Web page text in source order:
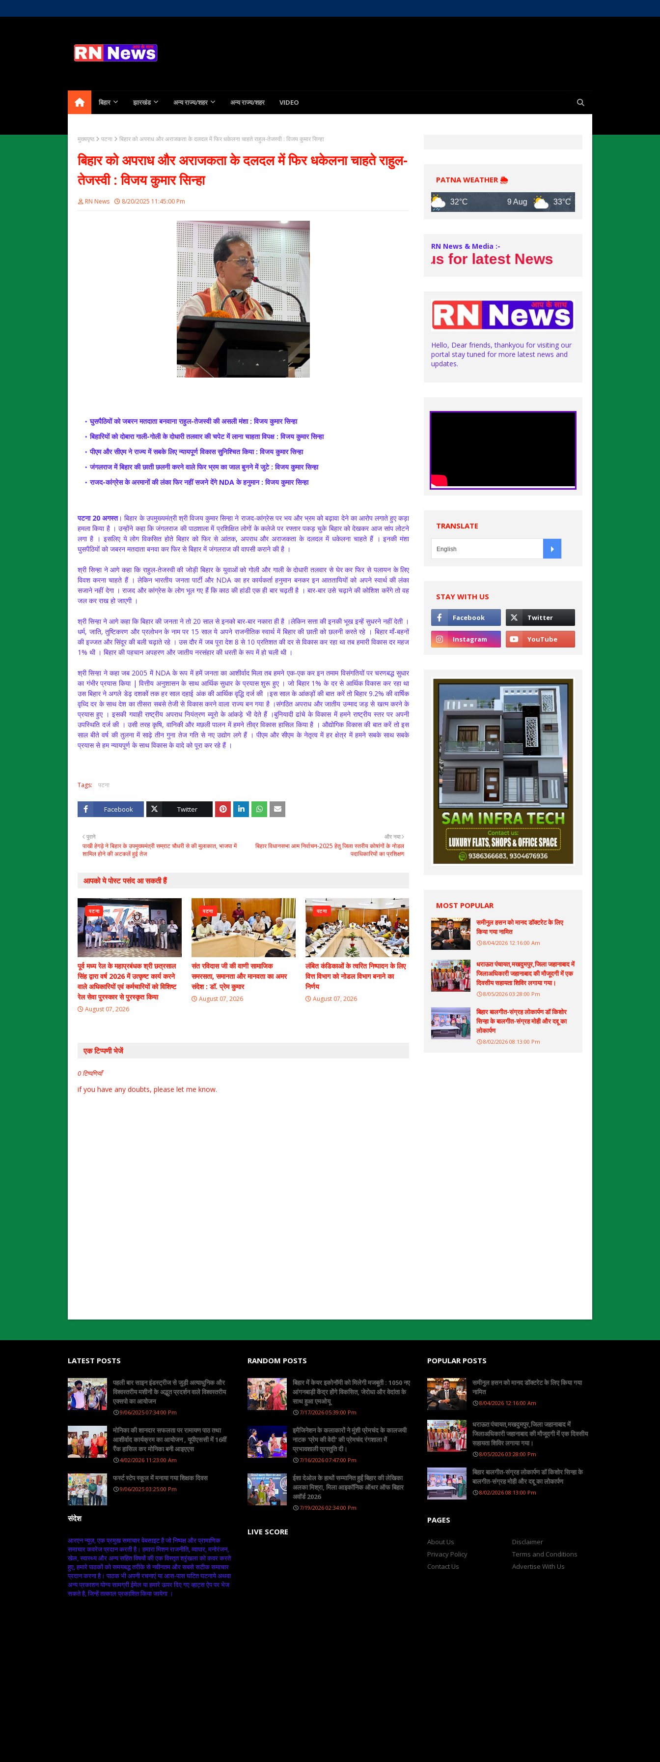
बिहार झारखंड अन्य राज्य/शहर अन्य राज्य/शहर VIDEO
मुख्यपृष्ठ पटना बिहार को अपराध और अराजकता के दलदल में फिर धकेलना चाहते राहुल-तेजस्वी : विजय कुमार सिन्हा
बिहार को अपराध और अराजकता के दलदल में फिर धकेलना चाहते राहुल-
तेजस्वी : विजय कुमार सिन्हा
RN News 8/20/2025 11:45:00 Pm
घुसपैठियों को जबरन मतदाता बनवाना राहुल-तेजस्वी की असली मंशा : विजय कुमार सिन्हा
बिहारियों को दोबारा गाली-गोली के दोधारी तलवार की चपेट में लाना चाहता विपक्ष : विजय कुमार सिन्हा
पीएम और सीएम ने राज्य में सबके लिए न्यायपूर्ण विकास सुनिश्चित किया : विजय कुमार सिन्हा
जंगलराज में बिहार की छाती छलनी करने वाले फिर भ्रम का जाल बुनने में जुटे : विजय कुमार सिन्हा
राजद-कांग्रेस के अरमानों की लंका फिर नहीं सजने देंगे NDA के हनुमान : विजय कुमार सिन्हा
पटना 20 अगस्त। बिहार के उपमुख्यमंत्री श्री विजय कुमार सिन्हा ने राजद-कांग्रेस पर भय और भ्रम को बढ़ावा देने का आरोप लगाते हुए कड़ा
हमला किया है । उन्होंने कहा कि जंगलराज की पाठशाला में प्रशिक्षित लोगों के कलेजे पर रफ्तार पकड़ चुके बिहार को देखकर आज सांप लोटने
लगा है । इसलिए ये लोग विकसित होते बिहार को फिर से आंतक, अपराध और अराजकता के दलदल में धकेलना चाहते हैं । इनकी मंशा
घुसपैठियों को जबरन मतदाता बनवा कर फिर से बिहार में जंगलराज की वापसी कराने की है ।
श्री सिन्हा ने आगे कहा कि राहुल-तेजस्वी की जोड़ी बिहार के युवाओं को गोली और गाली के दोधारी तलवार से घेर कर फिर से पलायन के लिए
विवश करना चाहते हैं । लेकिन भारतीय जनता पार्टी और NDA का हर कार्यकर्ता हनुमान बनकर इन आततायियों को अपने स्वार्थ की लंका
सजाने नहीं देगा । राजद और कांग्रेस के लोग भूल गए हैं कि काठ की हांडी एक ही बार चढ़ती है । बार-बार उसे चढ़ाने की कोशिश करेंगे तो वह
जल कर राख हो जाएगी ।
श्री सिन्हा ने आगे कहा कि बिहार की जनता ने तो 20 साल से इनको बार-बार नकारा ही है ।लेकिन सत्ता की इनकी भूख इन्हें सुधरने नहीं देती ।
धर्म, जाति, तुष्टिकरण और प्रलोभन के नाम पर 15 साल ये अपने राजनीतिक स्वार्थ में बिहार की छाती को छलनी करते रहे । बिहार माँ-बहनों
की इज्जत और सिंदूर की बली चढ़ाते रहे । उस दौर में जब पूरा देश 8 से 10 प्रतिशत की दर से विकास कर रहा था तब हमारी विकास दर महज
1% थी । बिहार की पहचान अपहरण और जातीय नरसंहार की धरती के रूप में हो चली थी ।
श्री सिन्हा ने कहा जब 2005 में NDA के रूप में हमें जनता का आशीर्वाद मिला तब हमने एक-एक कर इन तमाम विसंगतियों पर चरणबद्ध सुधार
का गंभीर प्रयास किया | वित्तीय अनुशासन के साथ आर्थिक सुधार के प्रयास शुरू हुए । जो बिहार 1% के दर से आर्थिक विकास कर रहा था
उस बिहार ने अगले डेढ़ दशकों तक हर साल दहाई अंक की आर्थिक वृद्धि दर्ज की ।इस साल के आंकड़ों की बात करें तो बिहार 9.2% की वार्षिक
वृध्दि दर के साथ देश का तीसरा सबसे तेजी से विकास करने वाला राज्य बन गया है ।संगठित अपराध और जातीय उन्माद जड़ से खत्म करने के
प्रयास हुए । इसकी गवाही राष्ट्रीय अपराध नियंत्रण ब्यूरो के आंकड़े भी देते हैं ।बुनियादी ढांचे के विकास में हमने राष्ट्रीय स्तर पर अपनी
उपस्थिति दर्ज की । उसी तरह कृषि, वानिकी और मछली पालन में हमने तीव्र विकास हासिल किया है । औद्योगिक विकास की बात करें तो इस
साल बीते वर्ष की तुलना में साढ़े तीन गुना तेज गति से नए उद्योग लगे हैं । पीएम और सीएम के नेतृत्व में हर क्षेत्र में हमने सबके साथ सबके
प्रयास से हम न्यायपूर्ण के साथ विकास के वादे को पूरा कर रहे हैं ।
Tags: पटना
Facebook Twitter
और नया
बिहार विधानसभा आम निर्वाचन-2025 हेतु जिला स्तरीय कोषांगों के नोडल
पदाधिकारियों का प्रशिक्षण
पुराने
पाखी हेगड़े ने बिहार के उपमुख्यमंत्री सम्राट चौधरी से की मुलाकात, भाजपा में
शामिल होने की अटकलें हुई तेज
आपको ये पोस्ट पसंद आ सकती हैं
पटना
पूर्व मध्य रेल के महाप्रबंधक श्री छत्रसाल
सिंह द्वारा वर्ष 2026 में उत्कृष्ट कार्य करने
वाले अधिकारियों एवं कर्मचारियों को विशिष्ट
रेल सेवा पुरस्कार से पुरस्कृत किया
August 07, 2026
पटना
संत रविदास जी की वाणी सामाजिक
समरसता, समानता और मानवता का अमर
संदेश : डॉ. प्रेम कुमार
August 07, 2026
पटना
लंबित कंडिकाओं के त्वरित निष्पादन के लिए
वित्त विभाग को नोडल विभाग बनाने का
निर्णय
August 07, 2026
एक टिप्पणी भेजें
0 टिप्पणियाँ
if you have any doubts, please let me know.
PATNA WEATHER 🌦️
32°C 33°C
RN News & Media :-
Stay with us for latest News
Hello, Dear friends, thankyou for visiting our
portal stay tuned for more latest news and
updates.
TRANSLATE
STAY WITH US
MOST POPULAR
समीनुल हसन को मानद डॉक्टरेट के लिए
किया गया नामित
8/04/2026 12:16:00 Am
धराऊत पंचायत,मखदुमपुर,जिला जहानाबाद में
जिलाअधिकारी जहानाबाद की मौजूदगी में एक
दिवसीय सहायता शिविर लगाया गया।
8/05/2026 03:28:00 Pm
बिहार बालगीत-संग्रह लोकार्पण डॉ किशोर
सिन्हा के बालगीत-संग्रह मोही और दद्दू का
लोकार्पण
8/02/2026 08:13:00 Pm
LATEST POSTS
पहली बार साइन इंडस्ट्रीज से जुड़ी अत्याधुनिक और
विश्वस्तरीय मशीनों के अद्भुत प्रदर्शन वाले विश्वस्तरीय
एक्सपो का आयोजन
9/06/2025 07:34:00 Pm
मोनिका की शानदार सफलता पर रामायण पाठ तथा
आशीर्वाद कार्यक्रम का आयोजन , यूपीएससी में 16वीं
रैंक हासिल कर मोनिका बनी आइएएस
4/02/2026 11:23:00 Am
फर्स्ट स्टेप स्कूल में मनाया गया शिक्षक दिवस
9/06/2025 03:25:00 Pm
संदेश
आरएन न्यूज़, एक प्रमुख समाचार वेबसाइट है जो निष्पक्ष और प्रामाणिक
समाचार कवरेज प्रदान करती है। हमारा मिशन राजनीति, व्यापार, मनोरंजन,
खेल, स्वास्थ्य और अन्य सहित विषयों की एक विस्तृत श्रृंखला को कवर करते
हुए, हमारे पाठकों को समयबद्ध तरीके से नवीनतम और सबसे सटीक समाचार
प्रदान करना है। पाठक भी अपनी रचनाएं या आस-पास घटित घटनाये अथवा
अन्य प्रकाशन योग्य सामग्री ईमेल या हमारे ऊपर दिए गए व्हाट्स ऐप पर भेज
सकते है, जिन्हें तत्काल प्रकाशित किया जायेगा ।
RANDOM POSTS
बिहार में केयर इकोनॉमी को मिलेगी मजबूती : 1050 नए
आंगनबाड़ी केंद्र होंगे विकसित, जेरोधा और वेदांता के
साथ हुआ एमओयू
7/17/2026 05:39:00 Pm
इमैजिनेशन के कलाकारों ने मुंशी प्रेमचंद के कालजयी
नाटक 'प्रेम की वेदी' की प्रेमचंद रंगशाला में
प्रभावशाली प्रस्तुति दी।
7/16/2026 07:47:00 Pm
ईशा देओल के हाथों सम्मानित हुईं बिहार की लेखिका
अलका मिश्रा, मिला आइकॉनिक ऑथर ऑफ बिहार
अवॉर्ड 2026
7/19/2026 02:34:00 Pm
LIVE SCORE
POPULAR POSTS
समीनुल हसन को मानद डॉक्टरेट के लिए किया गया
नामित
8/04/2026 12:16:00 Am
धराऊत पंचायत,मखदुमपुर,जिला जहानाबाद में
जिलाअधिकारी जहानाबाद की मौजूदगी में एक दिवसीय
सहायता शिविर लगाया गया।
8/05/2026 03:28:00 Pm
बिहार बालगीत-संग्रह लोकार्पण डॉ किशोर सिन्हा के
बालगीत-संग्रह मोही और दद्दू का लोकार्पण
8/02/2026 08:13:00 Pm
PAGES
About Us
Disclaimer
Privacy Policy
Terms and Conditions
Contact Us
Advertise With Us